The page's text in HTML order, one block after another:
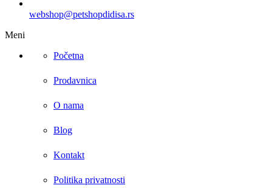
webshop@petshopdidisa.rs
Meni
Početna
Prodavnica
O nama
Blog
Kontakt
Politika privatnosti